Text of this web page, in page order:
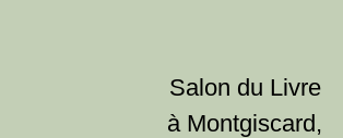
Salon du Livre
à Montgiscard,